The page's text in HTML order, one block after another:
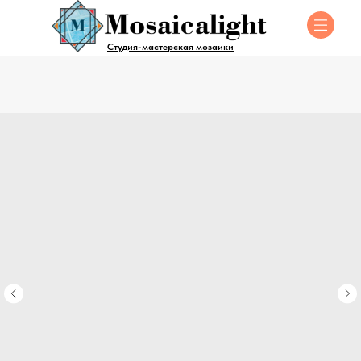
Студия-мастерская мозаики